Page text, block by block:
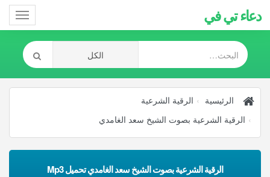
دعاء تي في
الرئيسية
الرقية الشرعية
الرقية الشرعية بصوت الشيخ سعد الغامدي
الرقية الشرعية بصوت الشيخ سعد الغامدي تحميل Mp3